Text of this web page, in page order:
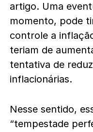
artigo. Uma
momento, pode
controle a
teriam de
tentativa de
inflacionárias.
Nesse sentido,
“tempestade